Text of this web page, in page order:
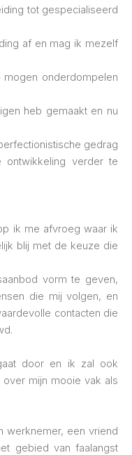
tot gespecialiseerd
af en mag ik mezelf
onderdompelen
heb gemaakt en nu
gedrag
ontwikkeling verder te
ik me afvroeg waar ik
blij met de keuze die
vorm te geven,
die mij volgen, en
contacten die
door en ik zal ook
mijn mooie vak als
werknemer, een vriend
gebied van faalangst